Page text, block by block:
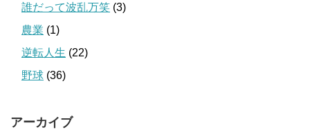
誰だって波乱万笑 (3)
農業 (1)
逆転人生 (22)
野球 (36)
アーカイブ